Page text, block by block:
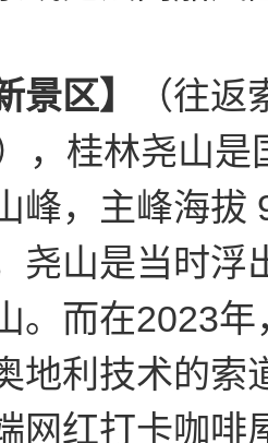
景区】
（往
，桂林尧山
峰，主峰海
尧山是当时浮
。而在2023
地利技术的索
网红打卡咖啡